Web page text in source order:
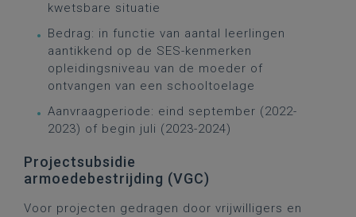
kwetsbare situatie
Bedrag: in functie van aantal leerlingen
aantikkend op de SES-kenmerken
opleidingsniveau van de moeder of
ontvangen van een schooltoelage
Aanvraagperiode: eind september (2022-
2023) of begin juli (2023-2024)
Projectsubsidie
armoedebestrijding (VGC)
Voor projecten gedragen door vrijwilligers en